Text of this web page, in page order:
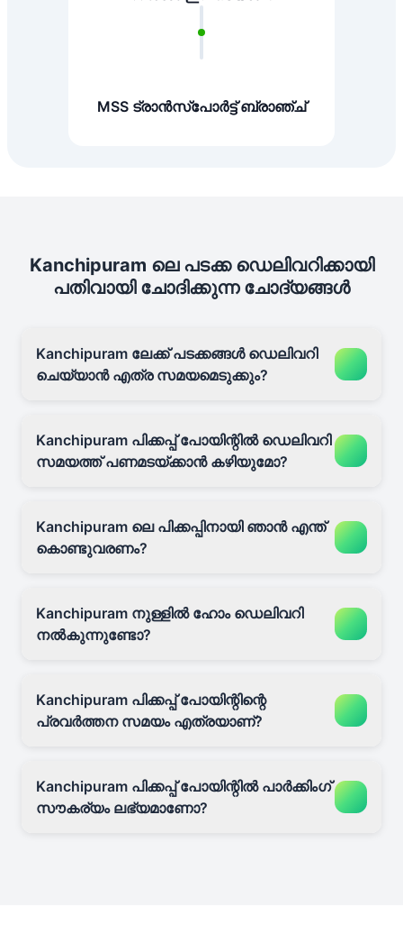
MSS ട്രാൻസ്പോർട്ട് ബ്രാഞ്ച്
Kanchipuram ലെ പടക്ക ഡെലിവറിക്കായി
പതിവായി ചോദിക്കുന്ന ചോദ്യങ്ങൾ
Kanchipuram ലേക്ക് പടക്കങ്ങൾ ഡെലിവറി
ചെയ്യാൻ എത്ര സമയമെടുക്കും?
Kanchipuram പിക്കപ്പ് പോയിന്റിൽ ഡെലിവറി
സമയത്ത് പണമടയ്ക്കാൻ കഴിയുമോ?
Kanchipuram ലെ പിക്കപ്പിനായി ഞാൻ എന്ത്
കൊണ്ടുവരണം?
Kanchipuram നുള്ളിൽ ഹോം ഡെലിവറി
നൽകുന്നുണ്ടോ?
Kanchipuram പിക്കപ്പ് പോയിന്റിന്റെ
പ്രവർത്തന സമയം എത്രയാണ്?
Kanchipuram പിക്കപ്പ് പോയിന്റിൽ പാർക്കിംഗ്
സൗകര്യം ലഭ്യമാണോ?